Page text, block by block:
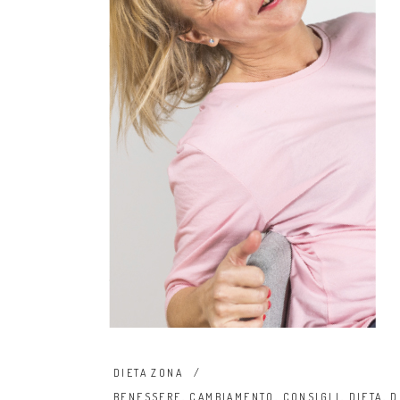
DIETA ZONA
BENESSERE , CAMBIAMENTO , CONSIGLI , DIETA,